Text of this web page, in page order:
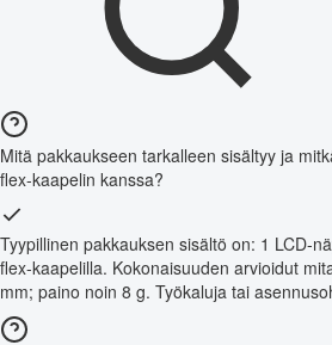
Mitä pakkaukseen tarkalleen sisältyy ja
flex-kaapelin kanssa?
Tyypillinen pakkauksen sisältö on: 1 LCD-
flex-kaapelilla. Kokonaisuuden arvioidut
mm; paino noin 8 g. Työkaluja tai